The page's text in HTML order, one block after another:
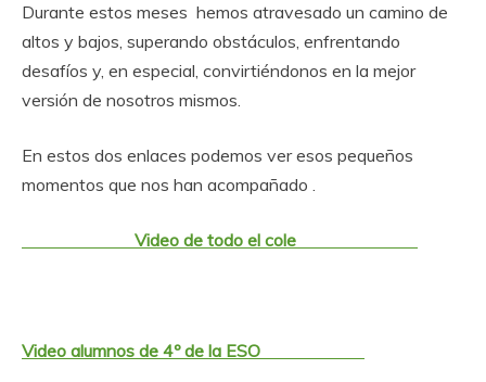
Durante estos meses hemos atravesado un camino de
altos y bajos, superando obstáculos, enfrentando
desafíos y, en especial, convirtiéndonos en la mejor
versión de nosotros mismos.
En estos dos enlaces podemos ver esos pequeños
momentos que nos han acompañado .
Video de todo el cole
Video alumnos de 4º de la ESO